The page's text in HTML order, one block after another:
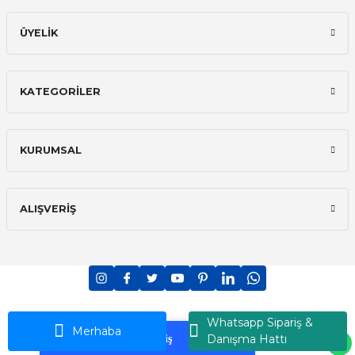
Korumalı Alışveriş
PCI-DSS Ödeme Güvenliği
7/24 Canlı Destek
iyzico Korumalı Alışveriş
Merhaba
Whatsapp Sipariş &
Danışma Hattı
ÜYELİK
KATEGORİLER
KURUMSAL
ALIŞVERİŞ
Ransey © 2026 - Tüm Hakları Saklıdır